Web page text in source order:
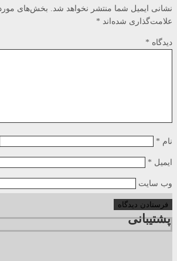
نشانی ایمیل شما منتشر نخواهد شد. بخش‌های
علامت‌گذاری شده‌اند *
دیدگاه *
نام *
ایمیل *
وب‌ سایت
پشتیبانی